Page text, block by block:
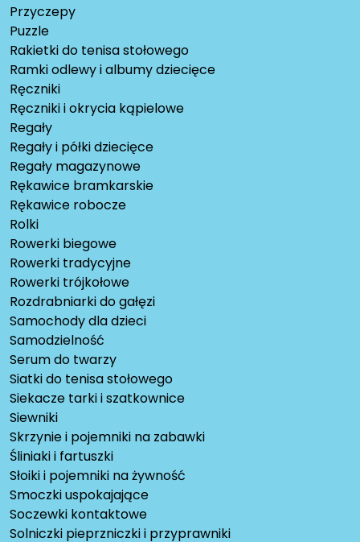
Przyczepy
Puzzle
Rakietki do tenisa stołowego
Ramki odlewy i albumy dziecięce
Ręczniki
Ręczniki i okrycia kąpielowe
Regały
Regały i półki dziecięce
Regały magazynowe
Rękawice bramkarskie
Rękawice robocze
Rolki
Rowerki biegowe
Rowerki tradycyjne
Rowerki trójkołowe
Rozdrabniarki do gałęzi
Samochody dla dzieci
Samodzielność
Serum do twarzy
Siatki do tenisa stołowego
Siekacze tarki i szatkownice
Siewniki
Skrzynie i pojemniki na zabawki
Śliniaki i fartuszki
Słoiki i pojemniki na żywność
Smoczki uspokajające
Soczewki kontaktowe
Solniczki pieprzniczki i przyprawniki